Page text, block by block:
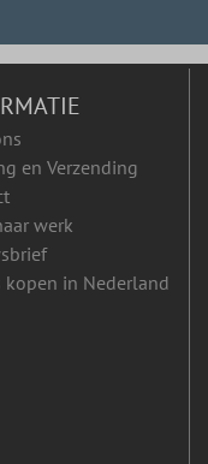
en Verzending
werk
kopen in Nederland